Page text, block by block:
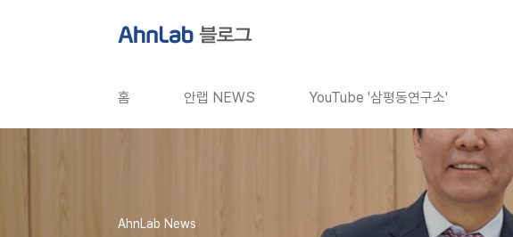
홈 안랩 NEWS YouTube '삼평동연구소'
AhnLab News